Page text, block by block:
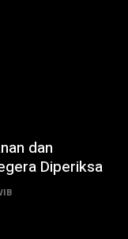
dan
Diperiksa